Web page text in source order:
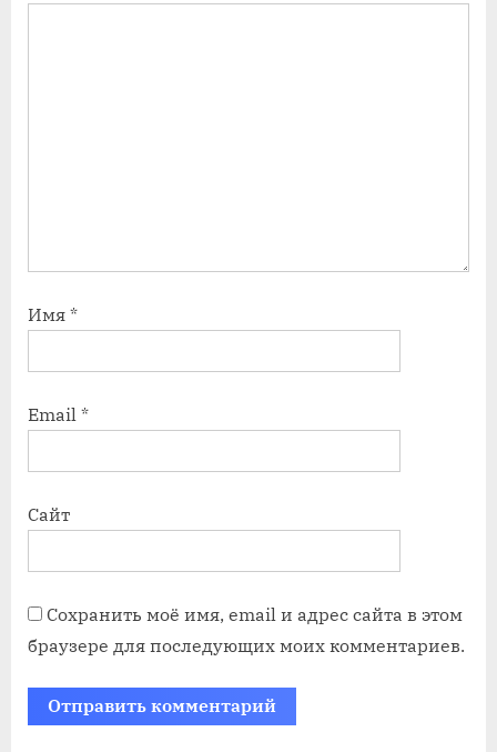
Имя *
Email *
Сайт
Сохранить моё имя, email и адрес сайта в этом
браузере для последующих моих комментариев.